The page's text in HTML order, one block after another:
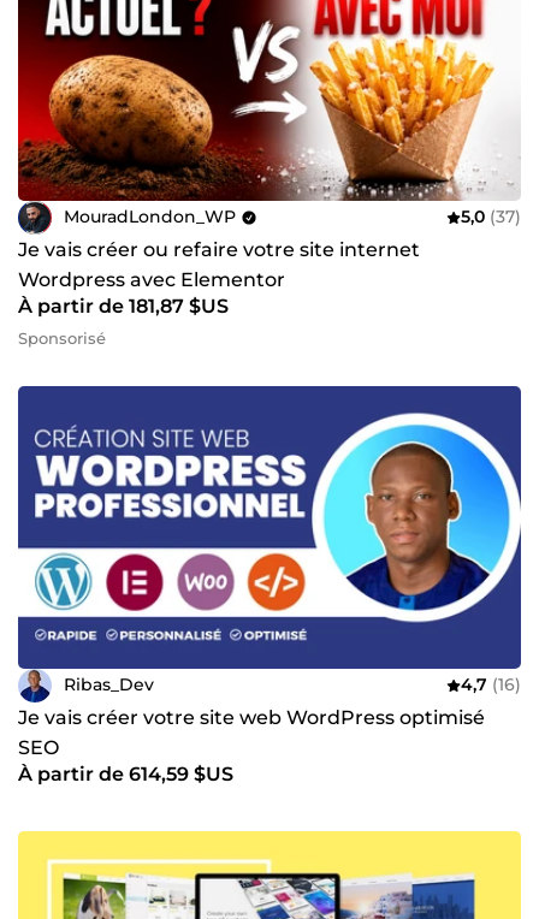
MouradLondon_WP 5,0 (37)
Je vais créer ou refaire votre site internet
Wordpress avec Elementor
À partir de 181,87 $US
Sponsorisé
Ribas_Dev 4,7 (16)
Je vais créer votre site web WordPress optimisé
SEO
À partir de 614,59 $US